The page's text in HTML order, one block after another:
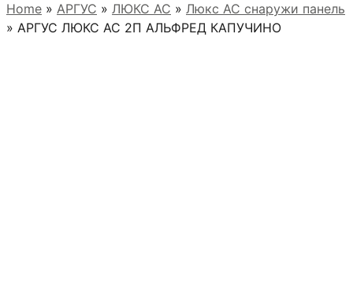
Home » АРГУС » ЛЮКС АС » Люкс АС снаружи панель
» АРГУС ЛЮКС АС 2П АЛЬФРЕД КАПУЧИНО